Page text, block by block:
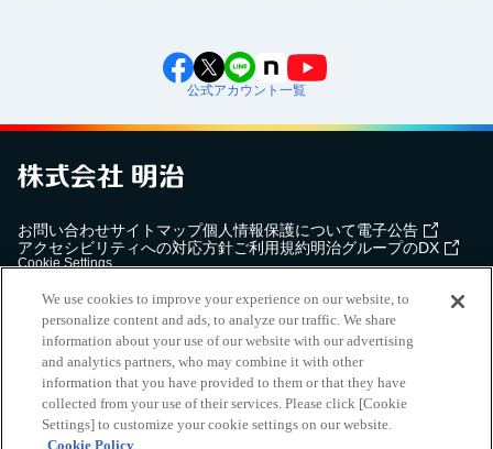
公式アカウント一覧
お問い合わせサイトマップ個人情報保護について電子公告
アクセシビリティへの対応方針ご利用規約明治グループのDX
Cookie Settings
明治ホールディングス株式会社 EN 簡体 ）
Meiji Seika ファルマ株式会社
Copyright Meiji Co., Ltd. All Rights Reserved.
We use cookies to improve your experience on our website, to
personalize content and ads, to analyze our traffic. We share
information about your use of our website with our advertising
and analytics partners, who may combine it with other
information that you have provided to them or that they have
collected from your use of their services. Please click [Cookie
Settings] to customize your cookie settings on our website.
Cookie Policy